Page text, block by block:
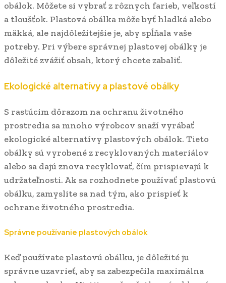
obálok. Môžete si vybrať z rôznych farieb, veľkostí
a tloušťok. Plastová obálka môže byť hladká alebo
mäkká, ale najdôležitejšie je, aby spĺňala vaše
potreby. Pri výbere správnej plastovej obálky je
dôležité zvážiť obsah, ktorý chcete zabaliť.
Ekologické alternatívy a plastové obálky
S rastúcim dôrazom na ochranu životného
prostredia sa mnoho výrobcov snaží vyrábať
ekologické alternatívy plastových obálok. Tieto
obálky sú vyrobené z recyklovaných materiálov
alebo sa dajú znova recyklovať, čím prispievajú k
udržateľnosti. Ak sa rozhodnete používať plastovú
obálku, zamyslite sa nad tým, ako prispieť k
ochrane životného prostredia.
Správne používanie plastových obálok
Keď používate plastovú obálku, je dôležité ju
správne uzavrieť, aby sa zabezpečila maximálna